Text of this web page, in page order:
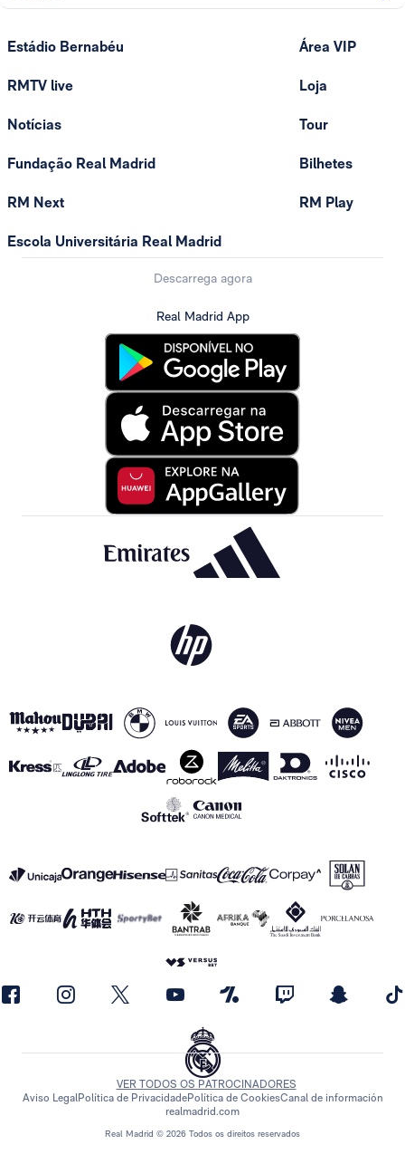
Estádio Bernabéu
RMTV live
Notícias
Fundação Real Madrid
RM Next
Escola Universitária Real Madrid
Área VIP
Loja
Tour
Bilhetes
RM Play
Descarrega agora
Real Madrid App
Real Madrid © 2026 Todos os direitos reservados
VER TODOS OS PATROCINADORES
Aviso LegalPolítica de PrivacidadePolítica de CookiesCanal de información
realmadrid.com